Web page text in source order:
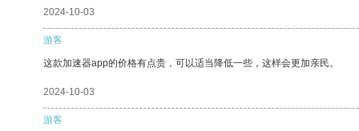
2024-10-03
游客
这款加速器app的价格有点贵，可以适当降低一些，这样会更加亲民。
2024-10-03
游客